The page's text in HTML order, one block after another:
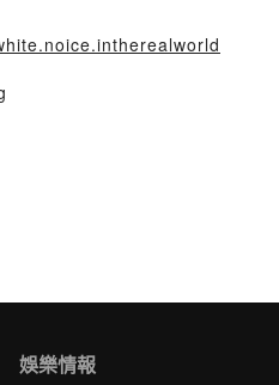
娛樂情報